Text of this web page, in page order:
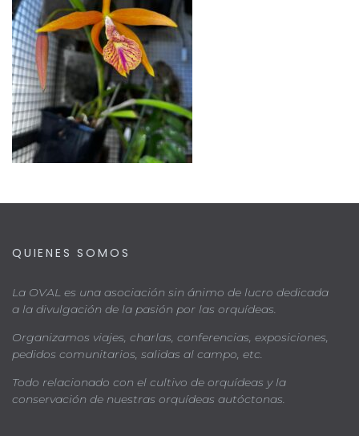
QUIENES SOMOS
La OVAL es una asociación sin ánimo de lucro dedicada
a la divulgación de la pasión por las orquídeas.
Organizamos viajes, charlas, conferencias, exposiciones,
pedidos comunitarios, salidas al campo, etc.
Todo relacionado con el cultivo de orquídeas y la
conservación de nuestras orquídeas autóctonas.